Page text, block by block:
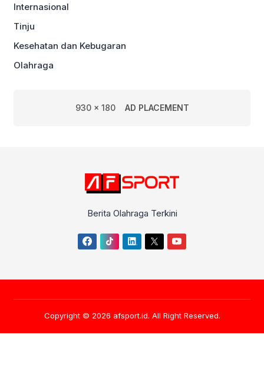
Internasional
Tinju
Kesehatan dan Kebugaran
Olahraga
930 x 180 AD PLACEMENT
Berita Olahraga Terkini
Copyright © 2026 afsport.id. All Right Reserved.